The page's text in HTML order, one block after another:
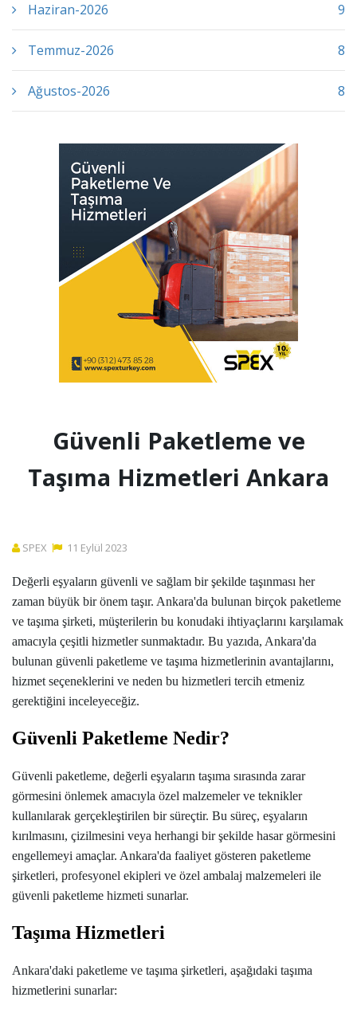
Haziran-2026 9
Temmuz-2026 8
Ağustos-2026 8
Güvenli Paketleme ve
Taşıma Hizmetleri Ankara
SPEX 11 Eylül 2023
Değerli eşyaların güvenli ve sağlam bir şekilde taşınması her
zaman büyük bir önem taşır. Ankara'da bulunan birçok paketleme
ve taşıma şirketi, müşterilerin bu konudaki ihtiyaçlarını karşılamak
amacıyla çeşitli hizmetler sunmaktadır. Bu yazıda, Ankara'da
bulunan güvenli paketleme ve taşıma hizmetlerinin avantajlarını,
hizmet seçeneklerini ve neden bu hizmetleri tercih etmeniz
gerektiğini inceleyeceğiz.
Güvenli Paketleme Nedir?
Güvenli paketleme, değerli eşyaların taşıma sırasında zarar
görmesini önlemek amacıyla özel malzemeler ve teknikler
kullanılarak gerçekleştirilen bir süreçtir. Bu süreç, eşyaların
kırılmasını, çizilmesini veya herhangi bir şekilde hasar görmesini
engellemeyi amaçlar. Ankara'da faaliyet gösteren paketleme
şirketleri, profesyonel ekipleri ve özel ambalaj malzemeleri ile
güvenli paketleme hizmeti sunarlar.
Taşıma Hizmetleri
Ankara'daki paketleme ve taşıma şirketleri, aşağıdaki taşıma
hizmetlerini sunarlar: